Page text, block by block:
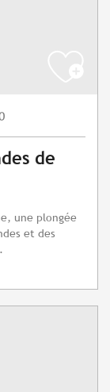
de
une plongée
et des